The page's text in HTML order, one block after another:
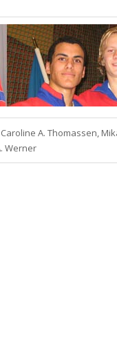
A. Thomassen,
Werner